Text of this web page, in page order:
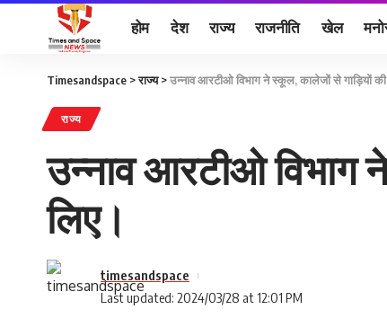
होम देश राज्य राजनीति खेल
Timesandspace >राज्य>उन्नाव आरटीओ विभाग ने स्कूल, कालेजों से गाड़ियों
राज्य
उन्नाव आरटीओ विभाग
लिए।
Last updated: 2024/03/28 at 12:01 PM
timesandspace